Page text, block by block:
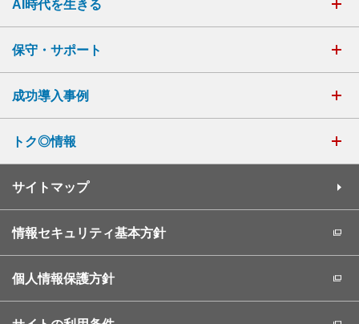
AI時代を生きる
保守・サポート
成功導入事例
トク◎情報
サイトマップ
情報セキュリティ基本方針
個人情報保護方針